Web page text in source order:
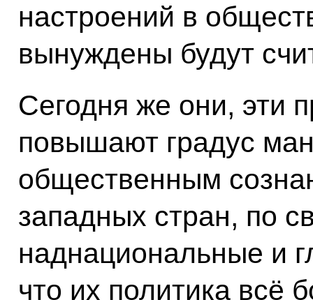
настроений в
вынуждены будут
Сегодня же они, эти
повышают градус
общественным
западных стран, по
наднациональные и
что их политика всё